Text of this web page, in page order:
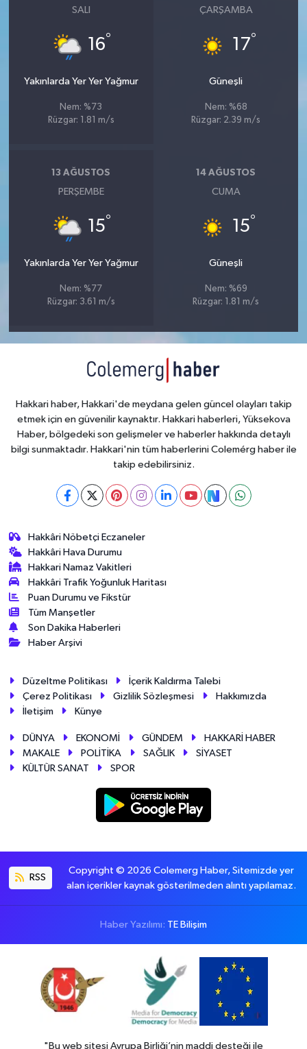
SALI
16°
Yakınlarda Yer Yer Yağmur
Nem: %73
Rüzgar: 1.81 m/s
ÇARŞAMBA
17°
Güneşli
Nem: %68
Rüzgar: 2.39 m/s
13 AĞUSTOS
PERŞEMBE
15°
Yakınlarda Yer Yer Yağmur
Nem: %77
Rüzgar: 3.61 m/s
14 AĞUSTOS
CUMA
15°
Güneşli
Nem: %69
Rüzgar: 1.81 m/s
Hakkari haber, Hakkari'de meydana gelen güncel olayları takip
etmek için en güvenilir kaynaktır. Hakkari haberleri, Yüksekova
Haber, bölgedeki son gelişmeler ve haberler hakkında detaylı
bilgi sunmaktadır. Hakkari'nin tüm haberlerini Colemérg haber ile
takip edebilirsiniz.
Hakkâri Nöbetçi Eczaneler
Hakkâri Hava Durumu
Hakkari Namaz Vakitleri
Hakkâri Trafik Yoğunluk Haritası
Puan Durumu ve Fikstür
Tüm Manşetler
Son Dakika Haberleri
Haber Arşivi
Düzeltme Politikası
İçerik Kaldırma Talebi
Çerez Politikası
Gizlilik Sözleşmesi
Hakkımızda
İletişim
Künye
DÜNYA EKONOMİ GÜNDEM
HAKKARİ HABER
MAKALE
POLİTİKA SAĞLIK
SİYASET
KÜLTÜR SANAT
SPOR
RSS
Copyright © 2026 Colemerg Haber, Sitemizde yer
alan içerikler kaynak gösterilmeden alıntı yapılamaz.
Haber Yazılımı: TE Bilişim
"Bu web sitesi Avrupa Birliği’nin maddi desteği ile